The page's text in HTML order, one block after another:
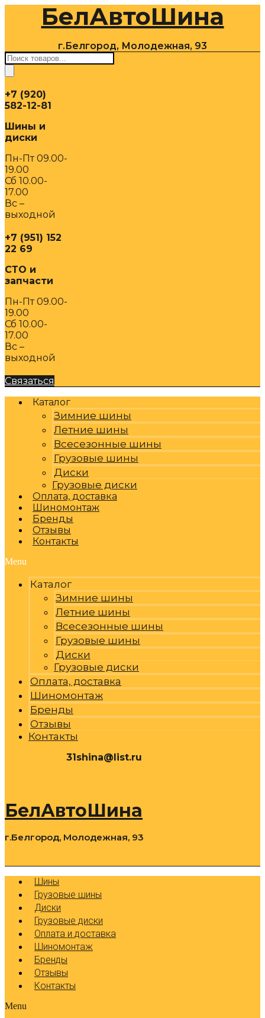
содержимомуБелАвтоШина
г.Белгород, Молодежная, 93
Поиск
товаров
+7 (920)
582-12-81
Шины и
диски
Пн-Пт 09.00-
19.00
Сб 10.00-
17.00
Вс –
выходной
+7 (951) 152
22 69
СТО и
запчасти
Пн-Пт 09.00-
19.00
Сб 10.00-
17.00
Вс –
выходной
Связаться
Каталог
Зимние шины
Летние шины
Всесезонные шины
Грузовые шины
Диски
Грузовые диски
Оплата, доставка
Шиномонтаж
Бренды
Отзывы
Контакты
Menu
Каталог
Зимние шины
Летние шины
Всесезонные шины
Грузовые шины
Диски
Грузовые диски
Оплата, доставка
Шиномонтаж
Бренды
Отзывы
Контакты
31shina@list.ru
БелАвтоШина
г.Белгород, Молодежная, 93
Шины
Грузовые шины
Диски
Грузовые диски
Оплата и доставка
Шиномонтаж
Бренды
Отзывы
Контакты
Menu